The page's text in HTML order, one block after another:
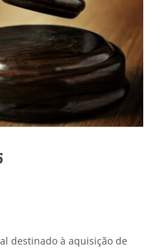
destinado à aquisição de